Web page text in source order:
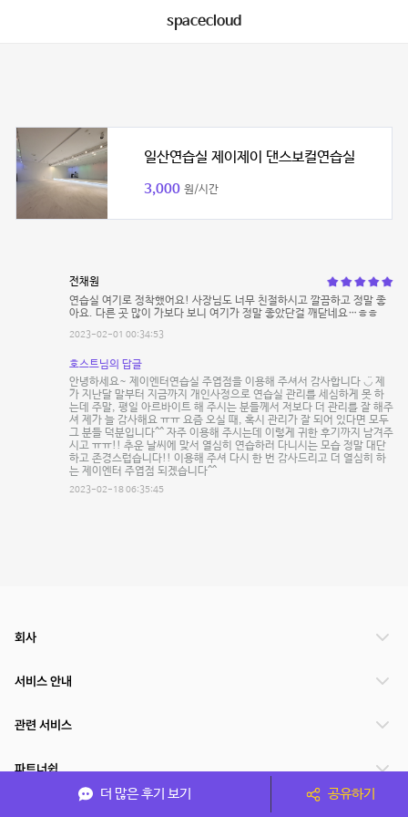
spacecloud
일산연습실 제이제이 댄스보컬연습실
3,000 원/시간
전채원
연습실 여기로 정착했어요! 사장님도 너무 친절하시고 깔끔하고 정말 좋
아요. 다른 곳 많이 가보다 보니 여기가 정말 좋았단걸 깨닫네요…ㅎㅎ
2023-02-01 00:34:53
호스트님의 답글
안녕하세요~ 제이엔터연습실 주엽점을 이용해 주셔서 감사합니다 ◡̈ 제
가 지난달 말부터 지금까지 개인사정으로 연습실 관리를 세심하게 못 하
는데 주말, 평일 아르바이트 해 주시는 분들께서 저보다 더 관리를 잘 해주
셔 제가 늘 감사해요 ㅠㅠ 요즘 오실 때, 혹시 관리가 잘 되어 있다면 모두
그 분들 덕분입니다^^ 자주 이용해 주시는데 이렇게 귀한 후기까지 남겨주
시고 ㅠㅠ!! 추운 날씨에 맞서 열심히 연습하러 다니시는 모습 정말 대단
하고 존경스럽습니다!! 이용해 주셔 다시 한 번 감사드리고 더 열심히 하
는 제이엔터 주엽점 되겠습니다^^
2023-02-18 06:35:45
더 많은 후기 보기 공유하기
회사
서비스 안내
관련 서비스
파트너쉽